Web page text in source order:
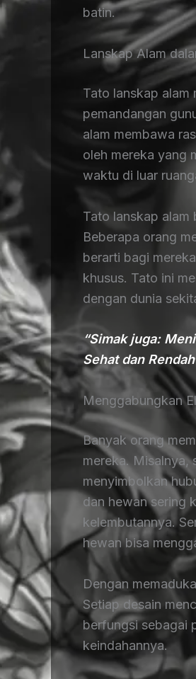
batin.
Lanskap Alam
Tato lanskap alam
pemandangan
alam membawa
oleh mereka yang
waktu di luar
Tato lanskap alam
Beberapa orang
berarti bagi
khusus. Tato ini
dengan dunia
“Simak juga:
Sehat dan
Menggabungkan
Banyak orang
mereka. Misalnya,
menyimbolkan
dan hewan sering
kelembutannya.
hewan bisa
Dengan
Setiap desain
berfungsi sebagai
keindahannya.